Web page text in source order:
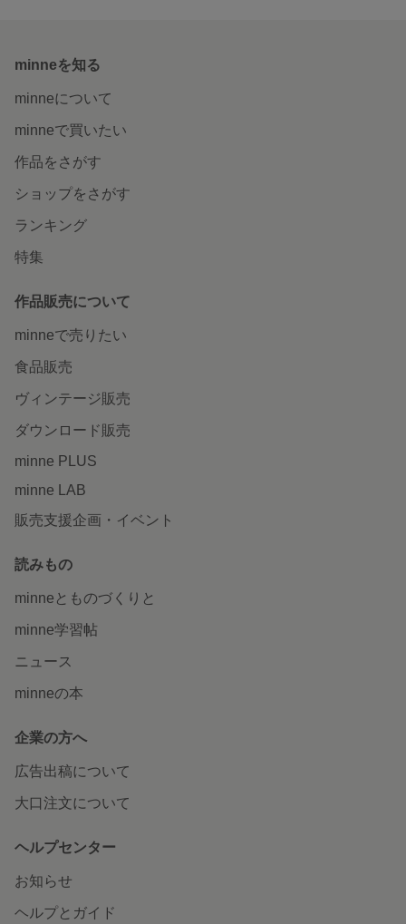
minneを知る
minneについて
minneで買いたい
作品をさがす
ショップをさがす
ランキング
特集
作品販売について
minneで売りたい
食品販売
ヴィンテージ販売
ダウンロード販売
minne PLUS
minne LAB
販売支援企画・イベント
読みもの
minneとものづくりと
minne学習帖
ニュース
minneの本
企業の方へ
広告出稿について
大口注文について
ヘルプセンター
お知らせ
ヘルプとガイド